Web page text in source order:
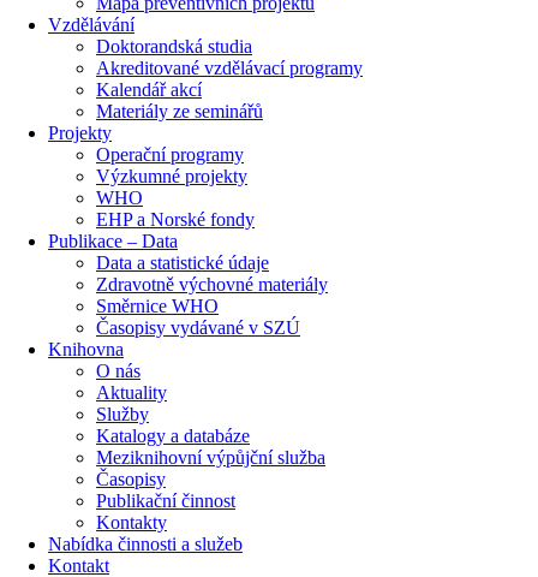
Vzdělávání
Doktorandská studia
Akreditované vzdělávací programy
Kalendář akcí
Materiály ze seminářů
Projekty
Operační programy
Výzkumné projekty
WHO
EHP a Norské fondy
Publikace – Data
Data a statistické údaje
Zdravotně výchovné materiály
Směrnice WHO
Časopisy vydávané v SZÚ
Knihovna
O nás
Aktuality
Služby
Katalogy a databáze
Meziknihovní výpůjční služba
Časopisy
Publikační činnost
Kontakty
Nabídka činnosti a služeb
Kontakt